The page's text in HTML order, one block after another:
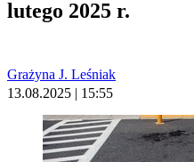
lutego 2025 r.
Grażyna J. Leśniak
13.08.2025 | 15:55